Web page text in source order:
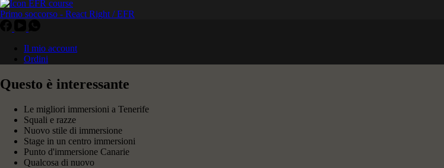
Primo soccorso - React Right / EFR
Il mio account
Ordini
Questo è interessante
Le migliori immersioni a Tenerife
Squali e razze
Nuovo stile di immersione
Stage in un centro immersioni
Punto d'immersione Canarie
Qualcosa di nuovo